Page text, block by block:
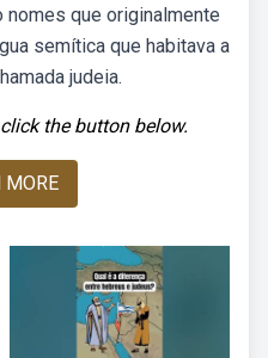
nomes que originalmente
semítica que habitava a
judeia.
the button below.
MORE